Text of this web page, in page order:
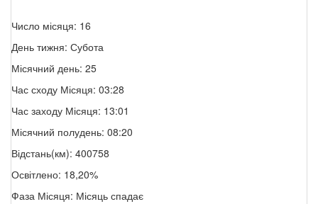
Число місяця: 16
День тижня: Субота
Місячний день: 25
Час сходу Місяця: 03:28
Час заходу Місяця: 13:01
Місячний полудень: 08:20
Відстань(км): 400758
Освітлено: 18,20%
Фаза Місяця: Місяць спадає